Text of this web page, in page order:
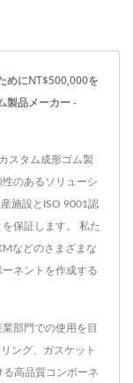
めにNT$500,000を
製品メーカー -
スタム成形ゴム製
のあるソリューシ
施設とISO 9001認
保証します。 私た
などのさまざまな
ネントを作成する
部門での使用を目
ング、ガスケット
高品質コンポーネ